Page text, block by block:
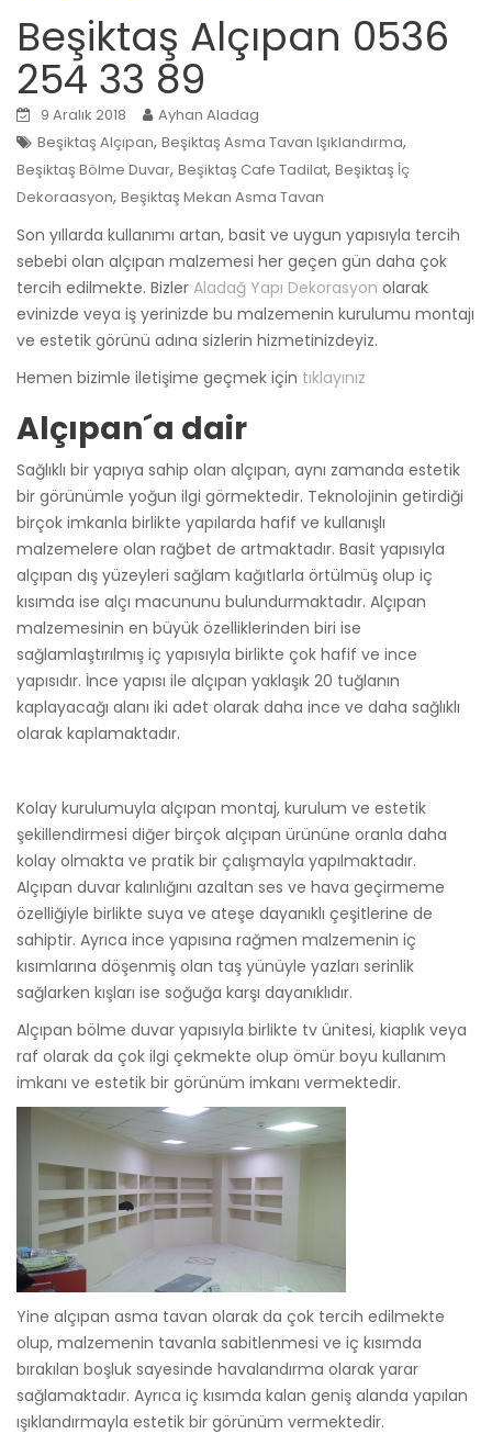
Beşiktaş Alçıpan 0536
254 33 89
9 Aralık 2018
Ayhan Aladag
Beşiktaş Alçıpan, Beşiktaş Asma Tavan Işıklandırma,
Beşiktaş Bölme Duvar, Beşiktaş Cafe Tadilat, Beşiktaş İç
Dekoraasyon, Beşiktaş Mekan Asma Tavan
Son yıllarda kullanımı artan, basit ve uygun yapısıyla tercih
sebebi olan alçıpan malzemesi her geçen gün daha çok
tercih edilmekte. Bizler Aladağ Yapı Dekorasyon olarak
evinizde veya iş yerinizde bu malzemenin kurulumu montajı
ve estetik görünü adına sizlerin hizmetinizdeyiz.
Hemen bizimle iletişime geçmek için tıklayınız
Alçıpan´a dair
Sağlıklı bir yapıya sahip olan alçıpan, aynı zamanda estetik
bir görünümle yoğun ilgi görmektedir. Teknolojinin getirdiği
birçok imkanla birlikte yapılarda hafif ve kullanışlı
malzemelere olan rağbet de artmaktadır. Basit yapısıyla
alçıpan dış yüzeyleri sağlam kağıtlarla örtülmüş olup iç
kısımda ise alçı macununu bulundurmaktadır. Alçıpan
malzemesinin en büyük özelliklerinden biri ise
sağlamlaştırılmış iç yapısıyla birlikte çok hafif ve ince
yapısıdır. İnce yapısı ile alçıpan yaklaşık 20 tuğlanın
kaplayacağı alanı iki adet olarak daha ince ve daha sağlıklı
olarak kaplamaktadır.
Kolay kurulumuyla alçıpan montaj, kurulum ve estetik
şekillendirmesi diğer birçok alçıpan ürününe oranla daha
kolay olmakta ve pratik bir çalışmayla yapılmaktadır.
Alçıpan duvar kalınlığını azaltan ses ve hava geçirmeme
özelliğiyle birlikte suya ve ateşe dayanıklı çeşitlerine de
sahiptir. Ayrıca ince yapısına rağmen malzemenin iç
kısımlarına döşenmiş olan taş yünüyle yazları serinlik
sağlarken kışları ise soğuğa karşı dayanıklıdır.
Alçıpan bölme duvar yapısıyla birlikte tv ünitesi, kiaplık veya
raf olarak da çok ilgi çekmekte olup ömür boyu kullanım
imkanı ve estetik bir görünüm imkanı vermektedir.
Yine alçıpan asma tavan olarak da çok tercih edilmekte
olup, malzemenin tavanla sabitlenmesi ve iç kısımda
bırakılan boşluk sayesinde havalandırma olarak yarar
sağlamaktadır. Ayrıca iç kısımda kalan geniş alanda yapılan
ışıklandırmayla estetik bir görünüm vermektedir.